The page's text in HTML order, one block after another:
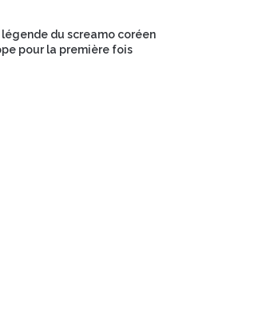
légende du screamo coréen
pour la première fois